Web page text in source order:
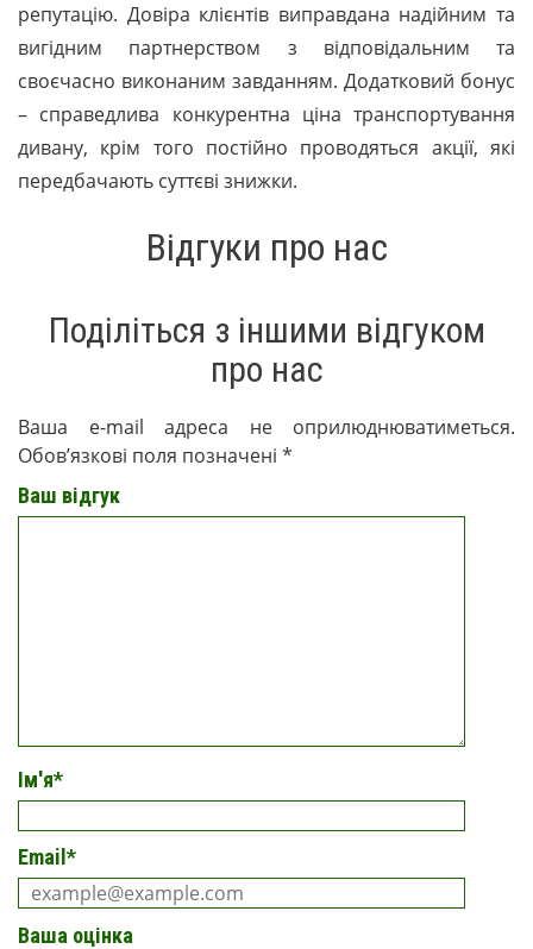
репутацію. Довіра клієнтів виправдана надійним та
вигідним партнерством з відповідальним та
своєчасно виконаним завданням. Додатковий бонус
– справедлива конкурентна ціна транспортування
дивану, крім того постійно проводяться акції, які
передбачають суттєві знижки.
Відгуки про нас
Поділіться з іншими відгуком
про нас
Ваша e-mail адреса не оприлюднюватиметься.
Обов’язкові поля позначені *
Ваш відгук
Ім'я*
Email *
Ваша оцінка